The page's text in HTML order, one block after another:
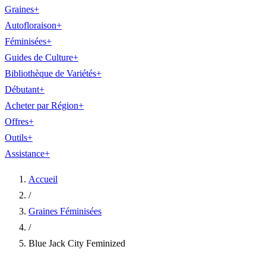
Graines+
Autofloraison+
Féminisées+
Guides de Culture+
Bibliothèque de Variétés+
Débutant+
Acheter par Région+
Offres+
Outils+
Assistance+
Accueil
/
Graines Féminisées
/
Blue Jack City Feminized